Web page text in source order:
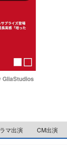
e
GliaStudios
マ出演 CM出演